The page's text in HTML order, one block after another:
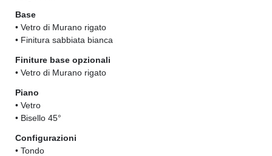
Base
• Vetro di Murano rigato
• Finitura sabbiata bianca
Finiture base opzionali
• Vetro di Murano rigato
Piano
• Vetro
• Bisello 45°
Configurazioni
• Tondo